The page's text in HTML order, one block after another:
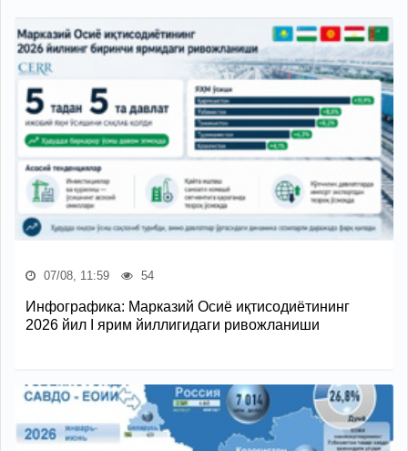
07/08, 11:59 54
Инфографика: Марказий Осиё иқтисодиётининг
2026 йил I ярим йиллигидаги ривожланиши